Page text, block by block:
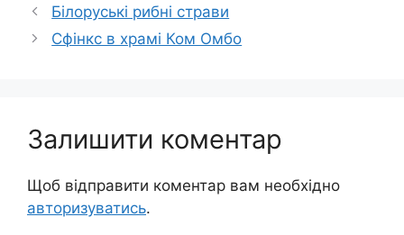
Білоруські рибні страви
Сфінкс в храмі Ком Омбо
Залишити коментар
Щоб відправити коментар вам необхідно
авторизуватись.